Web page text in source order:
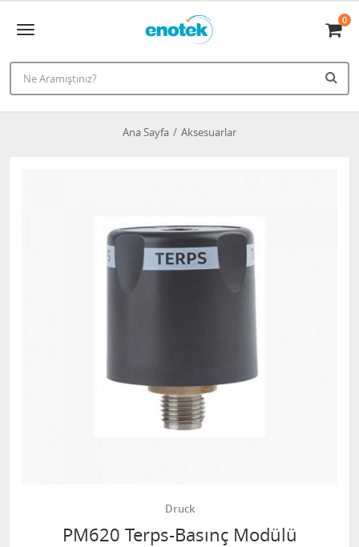
0
Ana Sayfa Aksesuarlar
Druck
PM620 Terps-Basınç Modülü